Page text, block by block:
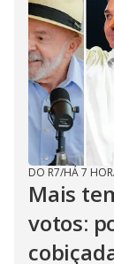
DO R7/HÁ 7
Mais
votos: